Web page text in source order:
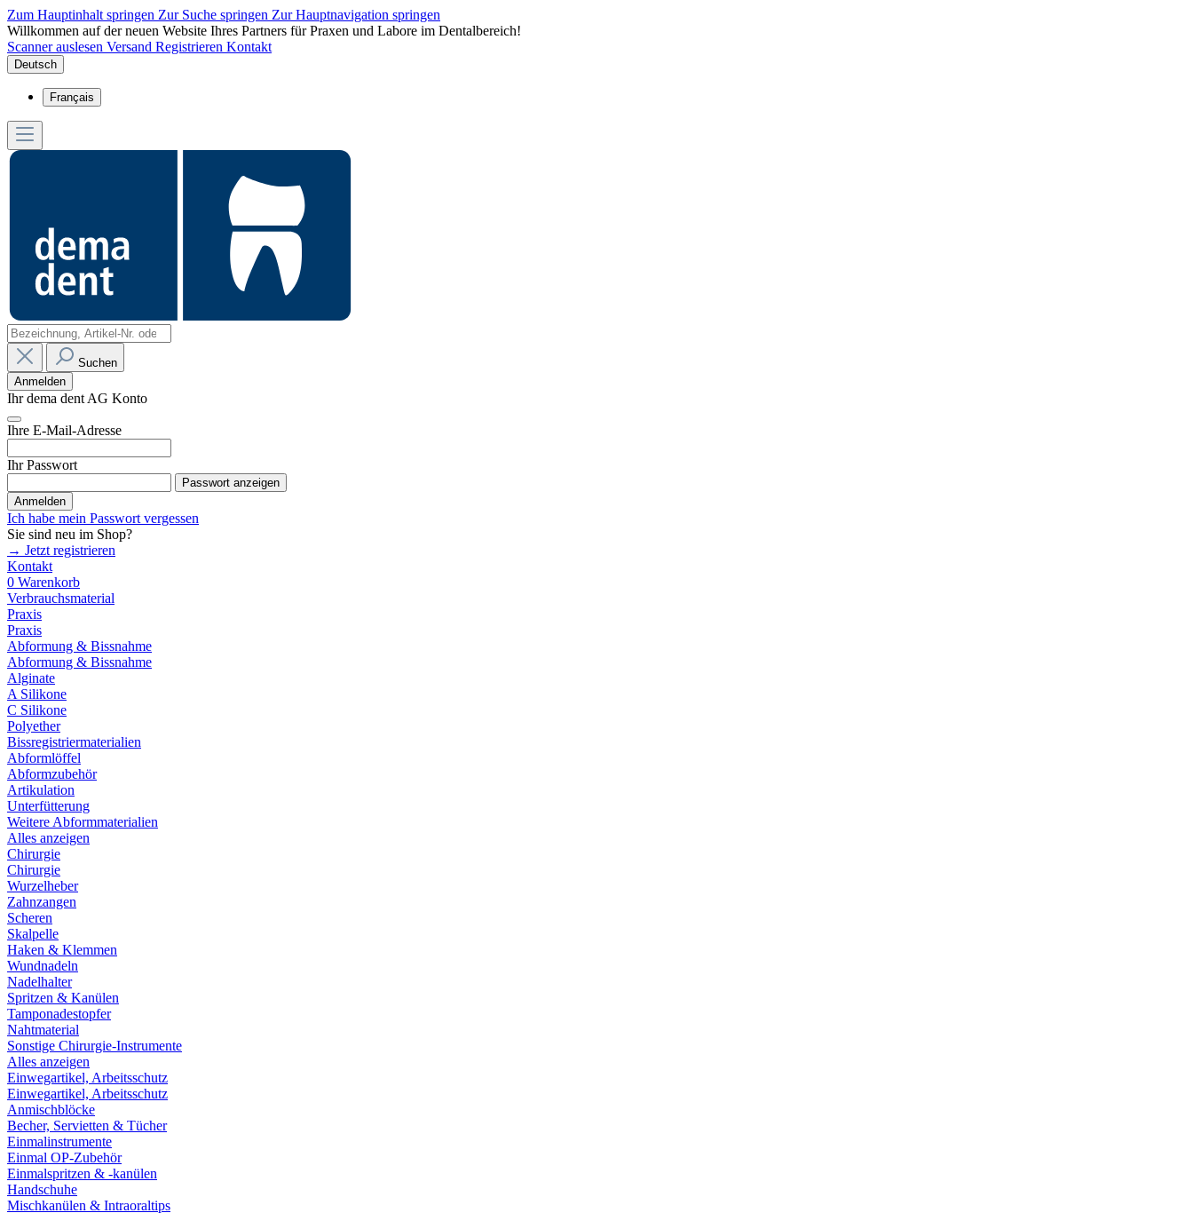
Zum Hauptinhalt springen Zur Suche springen Zur Hauptnavigation springen
Willkommen auf der neuen Website Ihres Partners für Praxen und Labore im Dentalbereich!
Scanner auslesen Versand Registrieren Kontakt
Deutsch
Français
Suchen
Anmelden
Ihr dema dent AG Konto
Ihre E-Mail-Adresse
Ihr Passwort
Passwort anzeigen
Anmelden
Ich habe mein Passwort vergessen
Sie sind neu im Shop?
→ Jetzt registrieren
Kontakt
0 Warenkorb
Verbrauchsmaterial
Praxis
Praxis
Abformung & Bissnahme
Abformung & Bissnahme
Alginate
A Silikone
C Silikone
Polyether
Bissregistriermaterialien
Abformlöffel
Abformzubehör
Artikulation
Unterfütterung
Weitere Abformmaterialien
Alles anzeigen
Chirurgie
Chirurgie
Wurzelheber
Zahnzangen
Scheren
Skalpelle
Haken & Klemmen
Wundnadeln
Nadelhalter
Spritzen & Kanülen
Tamponadestopfer
Nahtmaterial
Sonstige Chirurgie-Instrumente
Alles anzeigen
Einwegartikel, Arbeitsschutz
Einwegartikel, Arbeitsschutz
Anmischblöcke
Becher, Servietten & Tücher
Einmalinstrumente
Einmal OP-Zubehör
Einmalspritzen & -kanülen
Handschuhe
Mischkanülen & Intraoraltips